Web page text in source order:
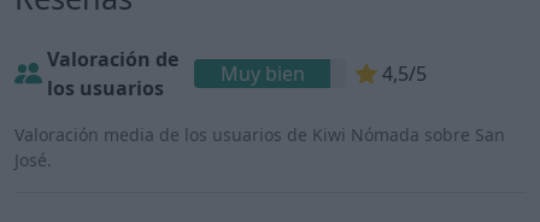
Valoración de
los usuarios
Muy bien 4,5/5
Valoración media de los usuarios de Kiwi Nómada sobre San
José.